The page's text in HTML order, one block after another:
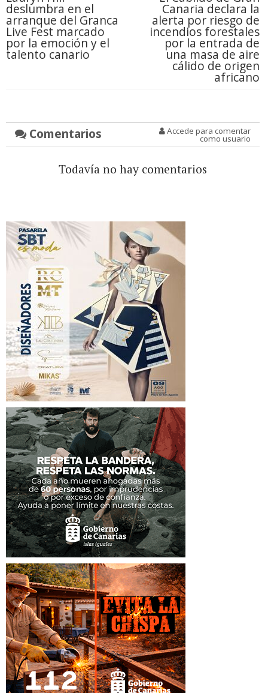
deslumbra en el
arranque del Granca
Live Fest marcado
por la emoción y el
talento canario
Canaria declara la
alerta por riesgo de
incendios forestales
por la entrada de
una masa de aire
cálido de origen
africano
Comentarios Accede para comentar
como usuario
Todavía no hay comentarios